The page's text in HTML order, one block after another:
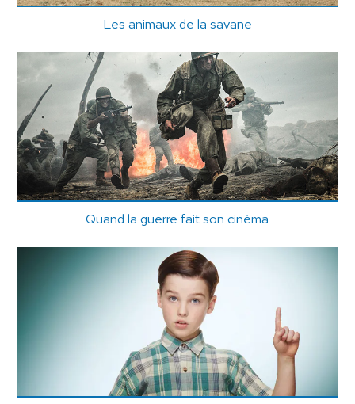
Les animaux de la savane
Quand la guerre fait son cinéma